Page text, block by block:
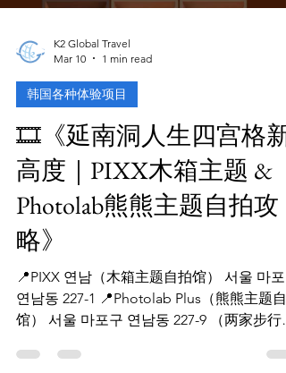
适合：吃腻韩餐的游客、一个人想吃火锅的
韩国各种体验项目
🎞️《延南洞人生四宫格新
高度｜PIXX木箱主题 &